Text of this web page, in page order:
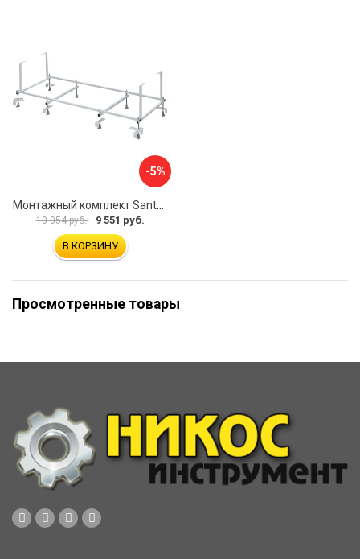
-5%
10 054 руб. 9 551 руб.
В КОРЗИНУ
Просмотренные товары